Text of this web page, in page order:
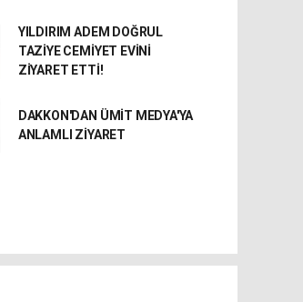
YILDIRIM ADEM DOĞRUL
TAZİYE CEMİYET EVİNİ
ZİYARET ETTİ!
DAKKON'DAN ÜMİT MEDYA'YA
ANLAMLI ZİYARET